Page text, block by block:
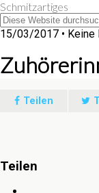
Schmitzartiges
15/03/2017 • Keine
Teilen
Teilen